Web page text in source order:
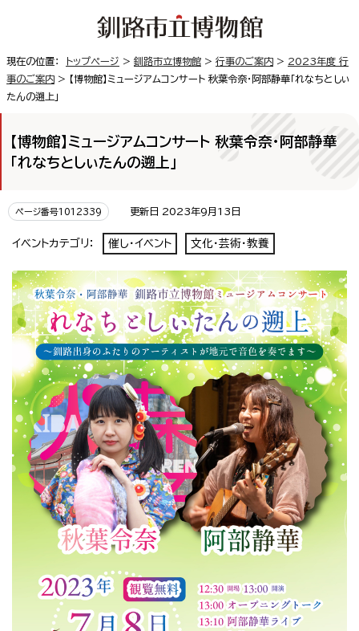
現在の位置： トップページ > 釧路市立博物館 > 行事のご案内 > 2023年度 行
事のご案内 > 【博物館】ミュージアムコンサート 秋葉令奈・阿部静華「れなちとしぃ
たんの遡上」
【博物館】ミュージアムコンサート 秋葉令奈・阿部静華
「れなちとしぃたんの遡上」
ページ番号1012339 更新日 2023年9月13日
イベントカテゴリ： 催し・イベント 文化・芸術・教養